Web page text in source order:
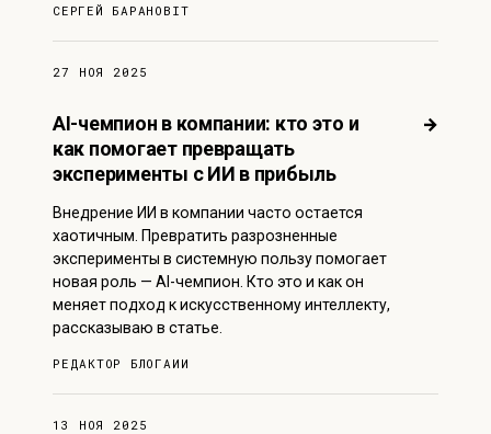
СЕРГЕЙ БАРАНОВ IT
27 НОЯ 2025
AI-чемпион в компании: кто это и
как помогает превращать
эксперименты с ИИ в прибыль
Внедрение ИИ в компании часто остается
хаотичным. Превратить разрозненные
эксперименты в системную пользу помогает
новая роль — AI-чемпион. Кто это и как он
меняет подход к искусственному интеллекту,
рассказываю в статье.
РЕДАКТОР БЛОГА ИИ
→
13 НОЯ 2025